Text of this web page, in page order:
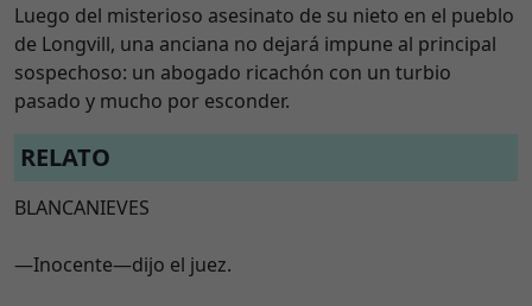
Luego del misterioso asesinato de su nieto en el pueblo
de Longvill, una anciana no dejará impune al principal
sospechoso: un abogado ricachón con un turbio
pasado y mucho por esconder.
RELATO
BLANCANIEVES
—Inocente—dijo el juez.